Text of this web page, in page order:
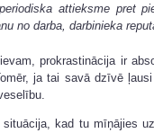
attieksme pret
no darba, darbinieka
prokrastinācija ir
ja tai savā dzīvē
situācija, kad tu mīņājies